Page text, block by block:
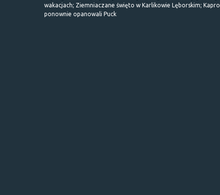
wakacjach; Ziemniaczane święto w Karlikowie Lęborskim;
ponownie opanowali Puck